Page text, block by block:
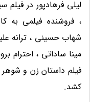
لیلی فرهادپور در
، فروشنده فیلمی به
شهاب حسینی ، ترانه
مینا ساداتی ، احترام
فیلم داستان زن و شوهر
کشد.